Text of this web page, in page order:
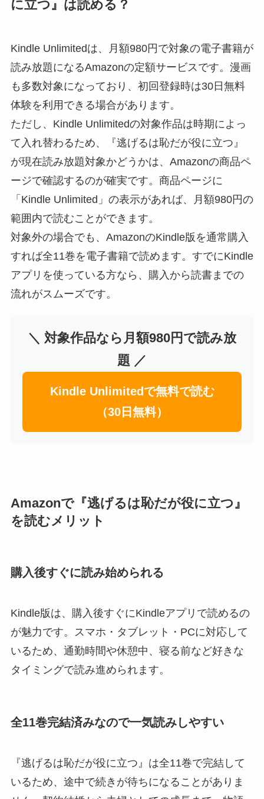
に立つ』は読める？
Kindle Unlimitedは、月額980円で対象の電子書籍が
読み放題になるAmazonの定額サービスです。漫画
も多数対象になっており、初回登録時は30日無料
体験を利用できる場合があります。
ただし、Kindle Unlimitedの対象作品は時期によっ
て入れ替わるため、『逃げるは恥だが役に立つ』
が現在読み放題対象かどうかは、Amazonの商品ペ
ージで確認するのが確実です。商品ページに
「Kindle Unlimited」の表示があれば、月額980円の
範囲内で読むことができます。
対象外の場合でも、AmazonのKindle版を通常購入
すれば全11巻を電子書籍で読めます。すでにKindle
アプリを使っている方なら、購入から読書までの
流れがスムーズです。
＼ 対象作品なら月額980円で読み放
題 ／
Kindle Unlimitedで無料で読む
（30日無料）
Amazonで『逃げるは恥だが役に立つ』
を読むメリット
購入後すぐに読み始められる
Kindle版は、購入後すぐにKindleアプリで読めるの
が魅力です。スマホ・タブレット・PCに対応して
いるため、通勤時間や休憩中、寝る前など好きな
タイミングで読み進められます。
全11巻完結済みなので一気読みしやすい
『逃げるは恥だが役に立つ』は全11巻で完結して
いるため、途中で続きが待ちになることがありま